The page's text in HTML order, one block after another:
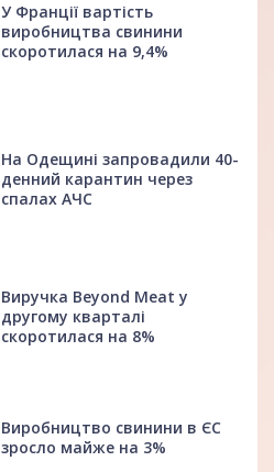
У Франції вартість
виробництва свинини
скоротилася на 9,4%
На Одещині запровадили 40-
денний карантин через
спалах АЧС
Виручка Beyond Meat у
другому кварталі
скоротилася на 8%
Виробництво свинини в ЄС
зросло майже на 3%